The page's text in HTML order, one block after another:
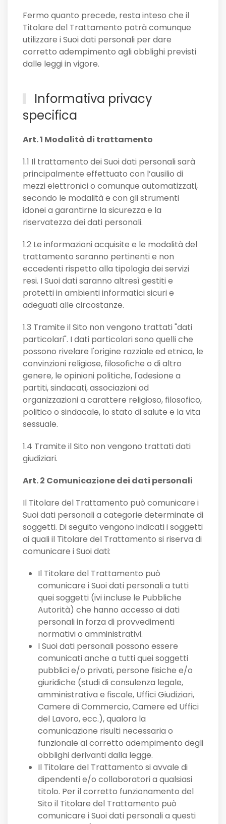
Fermo quanto precede, resta inteso che il
Titolare del Trattamento potrà comunque
utilizzare i Suoi dati personali per dare
corretto adempimento agli obblighi previsti
dalle leggi in vigore.
Informativa privacy
specifica
Art. 1 Modalità di trattamento
1.1 Il trattamento dei Suoi dati personali sarà
principalmente effettuato con l’ausilio di
mezzi elettronici o comunque automatizzati,
secondo le modalità e con gli strumenti
idonei a garantirne la sicurezza e la
riservatezza dei dati personali.
1.2 Le informazioni acquisite e le modalità del
trattamento saranno pertinenti e non
eccedenti rispetto alla tipologia dei servizi
resi. I Suoi dati saranno altresì gestiti e
protetti in ambienti informatici sicuri e
adeguati alle circostanze.
1.3 Tramite il Sito non vengono trattati "dati
particolari". I dati particolari sono quelli che
possono rivelare l'origine razziale ed etnica, le
convinzioni religiose, filosofiche o di altro
genere, le opinioni politiche, l'adesione a
partiti, sindacati, associazioni od
organizzazioni a carattere religioso, filosofico,
politico o sindacale, lo stato di salute e la vita
sessuale.
1.4 Tramite il Sito non vengono trattati dati
giudiziari.
Art. 2 Comunicazione dei dati personali
Il Titolare del Trattamento può comunicare i
Suoi dati personali a categorie determinate di
soggetti. Di seguito vengono indicati i soggetti
ai quali il Titolare del Trattamento si riserva di
comunicare i Suoi dati:
Il Titolare del Trattamento può
comunicare i Suoi dati personali a tutti
quei soggetti (ivi incluse le Pubbliche
Autorità) che hanno accesso ai dati
personali in forza di provvedimenti
normativi o amministrativi.
I Suoi dati personali possono essere
comunicati anche a tutti quei soggetti
pubblici e/o privati, persone fisiche e/o
giuridiche (studi di consulenza legale,
amministrativa e fiscale, Uffici Giudiziari,
Camere di Commercio, Camere ed Uffici
del Lavoro, ecc.), qualora la
comunicazione risulti necessaria o
funzionale al corretto adempimento degli
obblighi derivanti dalla legge.
Il Titolare del Trattamento si avvale di
dipendenti e/o collaboratori a qualsiasi
titolo. Per il corretto funzionamento del
Sito il Titolare del Trattamento può
comunicare i Suoi dati personali a questi